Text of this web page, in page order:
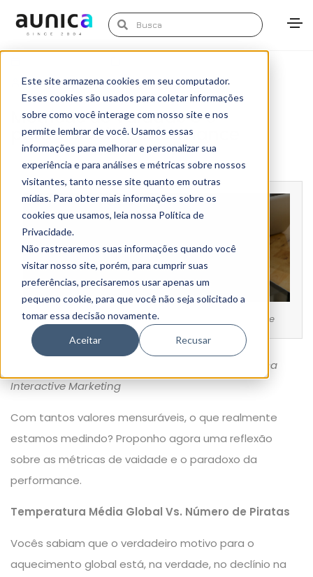
Este site armazena cookies em seu computador.
Esses cookies são usados para coletar informações
sobre como você interage com nosso site e nos
permite lembrar de você. Usamos essas
informações para melhorar e personalizar sua
experiência e para análises e métricas sobre nossos
visitantes, tanto nesse site quanto em outras
mídias. Para obter mais informações sobre os
cookies que usamos, leia nossa Política de
Privacidade.
Não rastrearemos suas informações quando você
visitar nosso site, porém, para cumprir suas
preferências, precisaremos usar apenas um
pequeno cookie, para que você não seja solicitado a
tomar essa decisão novamente.
Aceitar Recusar
Marketing Aunica
Métricas de vaidade e o
paradoxo da performance
Métricas de vaidade e o paradoxo da performance
aunica
Interactive Marketing
Com tantos valores mensuráveis, o que realmente
estamos medindo? Proponho agora uma reflexão
sobre as métricas de vaidade e o paradoxo da
performance.
Temperatura Média Global Vs. Número de Piratas
Vocês sabiam que o verdadeiro motivo para o
aquecimento global está, na verdade, no declínio na